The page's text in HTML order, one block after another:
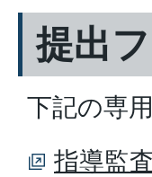
提出
下記の専
指導監